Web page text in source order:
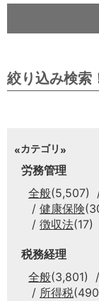
絞り込み検索
カテゴリ
労務管理
全般(5,507)
健康保険
徴収法(17)
税務経理
全般(3,801)
所得税